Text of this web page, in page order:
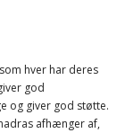
hver har deres
god
og giver god støtte.
afhænger af,